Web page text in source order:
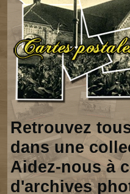
Retrouvez
dans une
Aidez-nous à
d'archives